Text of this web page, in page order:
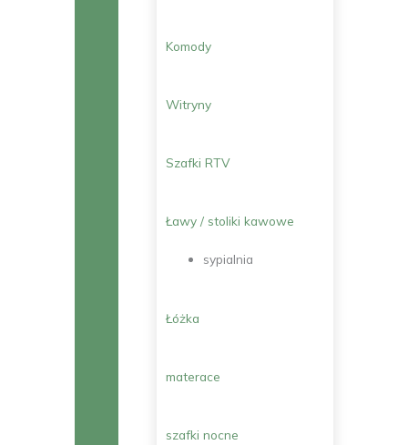
Komody
Witryny
Szafki RTV
Ławy / stoliki kawowe
sypialnia
Łóżka
materace
szafki nocne